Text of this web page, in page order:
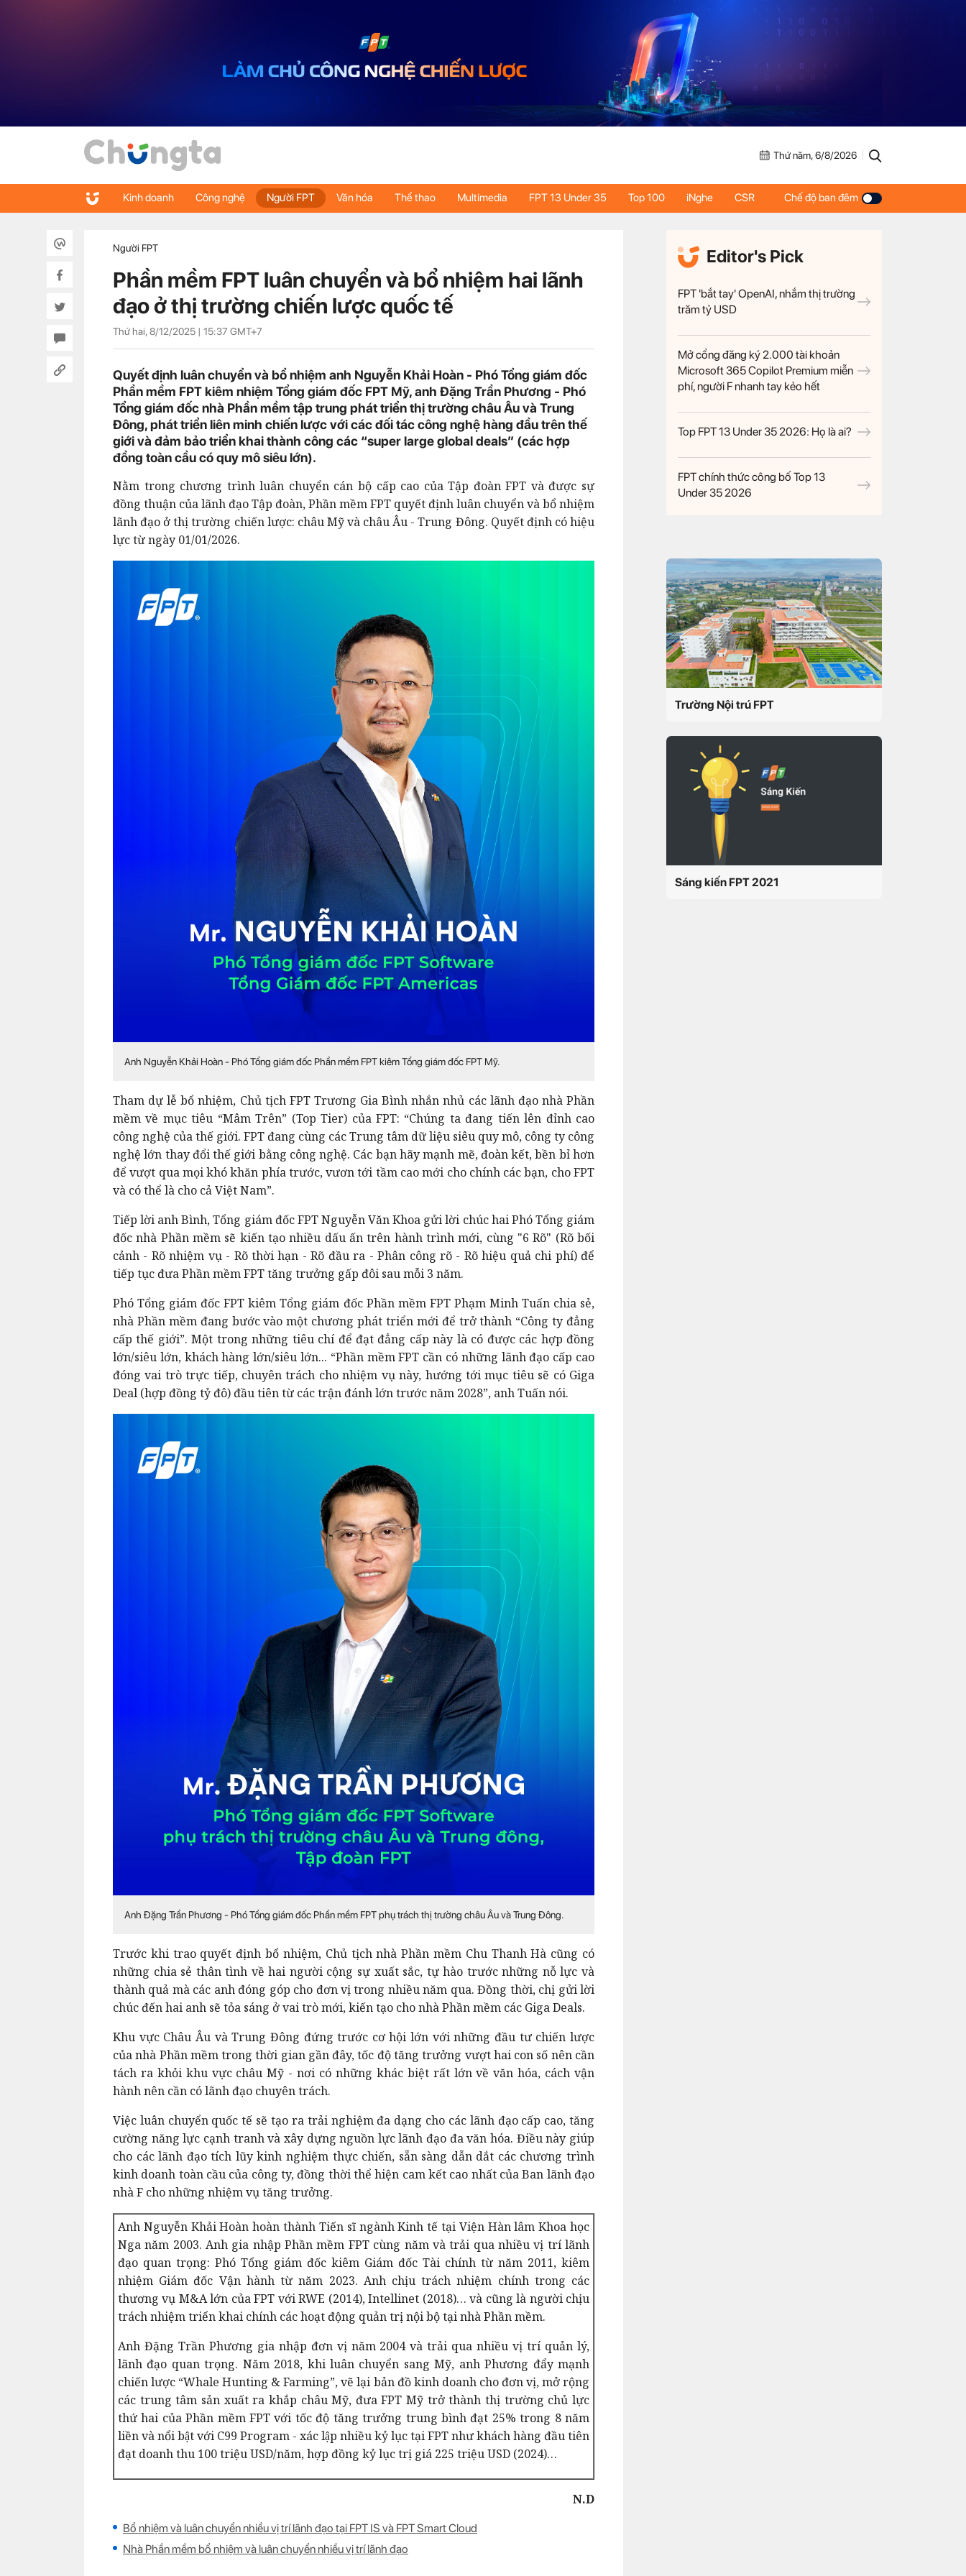
Thứ năm, 6/8/2026
Kinh doanh Công nghệ Người FPT Văn hóa Thể thao Multimedia FPT 13 Under 35 Top 100 iNghe CSR Chế độ ban đêm
Người FPT
Phần mềm FPT luân chuyển và bổ nhiệm hai lãnh
đạo ở thị trường chiến lược quốc tế
Thứ hai, 8/12/2025 | 15:37 GMT+7
Quyết định luân chuyển và bổ nhiệm anh Nguyễn Khải Hoàn - Phó Tổng giám đốc
Phần mềm FPT kiêm nhiệm Tổng giám đốc FPT Mỹ, anh Đặng Trần Phương - Phó
Tổng giám đốc nhà Phần mềm tập trung phát triển thị trường châu Âu và Trung
Đông, phát triển liên minh chiến lược với các đối tác công nghệ hàng đầu trên thế
giới và đảm bảo triển khai thành công các “super large global deals” (các hợp
đồng toàn cầu có quy mô siêu lớn).
Nằm trong chương trình luân chuyển cán bộ cấp cao của Tập đoàn FPT và được sự
đồng thuận của lãnh đạo Tập đoàn, Phần mềm FPT quyết định luân chuyển và bổ nhiệm
lãnh đạo ở thị trường chiến lược: châu Mỹ và châu Âu - Trung Đông. Quyết định có hiệu
lực từ ngày 01/01/2026.
Anh Nguyễn Khải Hoàn - Phó Tổng giám đốc Phần mềm FPT kiêm Tổng giám đốc FPT Mỹ.
Tham dự lễ bổ nhiệm, Chủ tịch FPT Trương Gia Bình nhắn nhủ các lãnh đạo nhà Phần
mềm về mục tiêu “Mâm Trên” (Top Tier) của FPT: “Chúng ta đang tiến lên đỉnh cao
công nghệ của thế giới. FPT đang cùng các Trung tâm dữ liệu siêu quy mô, công ty công
nghệ lớn thay đổi thế giới bằng công nghệ. Các bạn hãy mạnh mẽ, đoàn kết, bền bỉ hơn
để vượt qua mọi khó khăn phía trước, vươn tới tầm cao mới cho chính các bạn, cho FPT
và có thể là cho cả Việt Nam”.
Tiếp lời anh Bình, Tổng giám đốc FPT Nguyễn Văn Khoa gửi lời chúc hai Phó Tổng giám
đốc nhà Phần mềm sẽ kiến tạo nhiều dấu ấn trên hành trình mới, cùng "6 Rõ" (Rõ bối
cảnh - Rõ nhiệm vụ - Rõ thời hạn - Rõ đầu ra - Phân công rõ - Rõ hiệu quả chi phí) để
tiếp tục đưa Phần mềm FPT tăng trưởng gấp đôi sau mỗi 3 năm.
Phó Tổng giám đốc FPT kiêm Tổng giám đốc Phần mềm FPT Phạm Minh Tuấn chia sẻ,
nhà Phần mềm đang bước vào một chương phát triển mới để trở thành “Công ty đẳng
cấp thế giới”. Một trong những tiêu chí để đạt đẳng cấp này là có được các hợp đồng
lớn/siêu lớn, khách hàng lớn/siêu lớn... “Phần mềm FPT cần có những lãnh đạo cấp cao
đóng vai trò trực tiếp, chuyên trách cho nhiệm vụ này, hướng tới mục tiêu sẽ có Giga
Deal (hợp đồng tỷ đô) đầu tiên từ các trận đánh lớn trước năm 2028”, anh Tuấn nói.
Anh Đặng Trần Phương - Phó Tổng giám đốc Phần mềm FPT phụ trách thị trường châu Âu và Trung Đông.
Trước khi trao quyết định bổ nhiệm, Chủ tịch nhà Phần mềm Chu Thanh Hà cũng có
những chia sẻ thân tình về hai người cộng sự xuất sắc, tự hào trước những nỗ lực và
thành quả mà các anh đóng góp cho đơn vị trong nhiều năm qua. Đồng thời, chị gửi lời
chúc đến hai anh sẽ tỏa sáng ở vai trò mới, kiến tạo cho nhà Phần mềm các Giga Deals.
Khu vực Châu Âu và Trung Đông đứng trước cơ hội lớn với những đầu tư chiến lược
của nhà Phần mềm trong thời gian gần đây, tốc độ tăng trưởng vượt hai con số nên cần
tách ra khỏi khu vực châu Mỹ - nơi có những khác biệt rất lớn về văn hóa, cách vận
hành nên cần có lãnh đạo chuyên trách.
Việc luân chuyển quốc tế sẽ tạo ra trải nghiệm đa dạng cho các lãnh đạo cấp cao, tăng
cường năng lực cạnh tranh và xây dựng nguồn lực lãnh đạo đa văn hóa. Điều này giúp
cho các lãnh đạo tích lũy kinh nghiệm thực chiến, sẵn sàng dẫn dắt các chương trình
kinh doanh toàn cầu của công ty, đồng thời thể hiện cam kết cao nhất của Ban lãnh đạo
nhà F cho những nhiệm vụ tăng trưởng.
Anh Nguyễn Khải Hoàn hoàn thành Tiến sĩ ngành Kinh tế tại Viện Hàn lâm Khoa học
Nga năm 2003. Anh gia nhập Phần mềm FPT cùng năm và trải qua nhiều vị trí lãnh
đạo quan trọng: Phó Tổng giám đốc kiêm Giám đốc Tài chính từ năm 2011, kiêm
nhiệm Giám đốc Vận hành từ năm 2023. Anh chịu trách nhiệm chính trong các
thương vụ M&A lớn của FPT với RWE (2014), Intellinet (2018)… và cũng là người chịu
trách nhiệm triển khai chính các hoạt động quản trị nội bộ tại nhà Phần mềm.
Anh Đặng Trần Phương gia nhập đơn vị năm 2004 và trải qua nhiều vị trí quản lý,
lãnh đạo quan trọng. Năm 2018, khi luân chuyển sang Mỹ, anh Phương đẩy mạnh
chiến lược “Whale Hunting & Farming”, vẽ lại bản đồ kinh doanh cho đơn vị, mở rộng
các trung tâm sản xuất ra khắp châu Mỹ, đưa FPT Mỹ trở thành thị trường chủ lực
thứ hai của Phần mềm FPT với tốc độ tăng trưởng trung bình đạt 25% trong 8 năm
liền và nổi bật với C99 Program - xác lập nhiều kỷ lục tại FPT như khách hàng đầu tiên
đạt doanh thu 100 triệu USD/năm, hợp đồng kỷ lục trị giá 225 triệu USD (2024)…
N.D
Bổ nhiệm và luân chuyển nhiều vị trí lãnh đạo tại FPT IS và FPT Smart Cloud
Nhà Phần mềm bổ nhiệm và luân chuyển nhiều vị trí lãnh đạo
Editor's Pick
FPT 'bắt tay' OpenAI, nhắm thị trường
trăm tỷ USD
Mở cổng đăng ký 2.000 tài khoản
Microsoft 365 Copilot Premium miễn
phí, người F nhanh tay kẻo hết
Top FPT 13 Under 35 2026: Họ là ai?
FPT chính thức công bố Top 13
Under 35 2026
Trường Nội trú FPT
Sáng kiến FPT 2021